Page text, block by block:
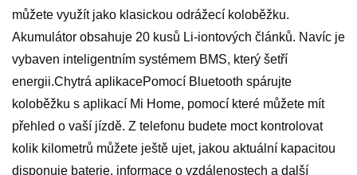
můžete využít jako klasickou odrážecí koloběžku.
Akumulátor obsahuje 20 kusů Li-iontových článků. Navíc je
vybaven inteligentním systémem BMS, který šetří
energii.Chytrá aplikacePomocí Bluetooth spárujte
koloběžku s aplikací Mi Home, pomocí které můžete mít
přehled o vaší jízdě. Z telefonu budete moct kontrolovat
kolik kilometrů můžete ještě ujet, jakou aktuální kapacitou
disponuje baterie, informace o vzdálenostech a další